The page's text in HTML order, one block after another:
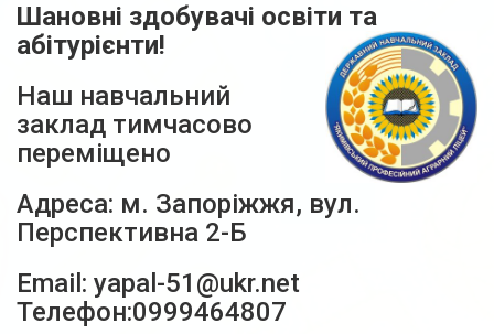
Шановні здобувачі освіти та
абітурієнти!
Наш навчальний
заклад тимчасово
переміщено
Адреса: м. Запоріжжя, вул.
Перспективна 2-Б
Email: yapal-51@ukr.net
Телефон:0999464807